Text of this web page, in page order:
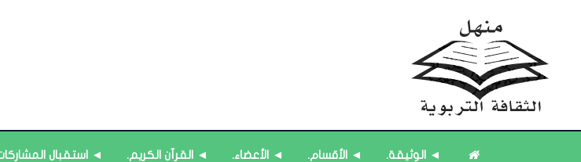
◄ الوثيقة. ◄ الأقسام. ◄ الأعضاء. ◄ القرآن الكريم. ◄ استقبال
11- القسم الحادي عشر : ﴿اللقاءات الشخصية - الثقافة المتسلسلة﴾.
۝ قائمة مُحدَّثة : حديث الساعة.
۝ قائمة مُثبتة : مشرف منهل الثقافة التربوية.